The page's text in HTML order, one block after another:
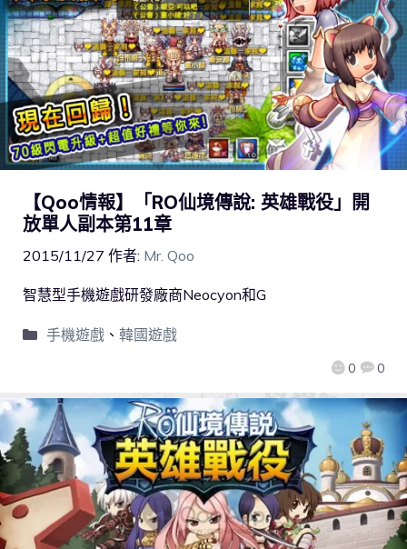
【Qoo情報】「RO仙境傳說: 英雄戰役」開
放單人副本第11章
2015/11/27 作者: Mr. Qoo
0 0
智慧型手機遊戲研發廠商Neocyon和G
手機遊戲、 韓國遊戲